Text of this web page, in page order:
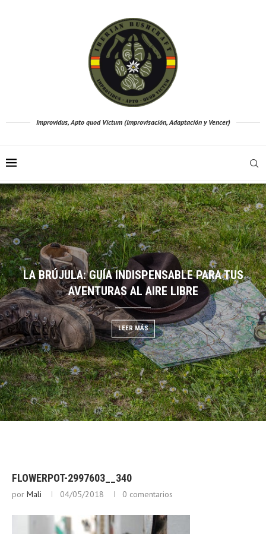
Improvidus, Apto quod Victum (Improvisación, Adaptación y Vencer)
GUÍA DE BUSHCRAFT
MÁS
LA BRÚJULA: GUÍA INDISPENSABLE PARA TUS
AVENTURAS AL AIRE LIBRE
LEER MÁS
DESCIFRANDO EL
NUBES PARA
FLOWERPOT-2997603__340
por Mali 04/05/2018 0 comentarios